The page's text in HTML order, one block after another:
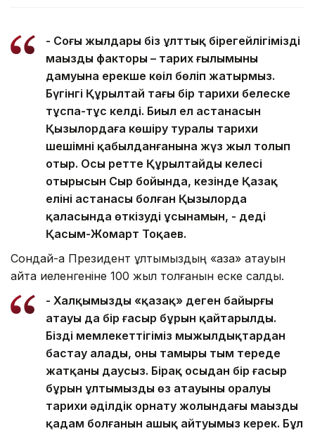
- Соңғы жылдары біз ұлттық бірегейлігіміздің
маңызды факторы – тарих ғылымының
дамуына ерекше көңіл бөліп жатырмыз.
Бүгінгі Құрылтай тағы бір тарихи белеске
тұспа-тұс келді. Биыл ел астанасын
Қызылордаға көшіру туралы тарихи
шешімнің қабылданғанына жүз жыл толып
отыр. Осы ретте Құрылтайдың келесі
отырысын Сыр бойында, кезінде Қазақ
елінің астанасы болған Қызылорда
қаласында өткізуді ұсынамын, - деді
Қасым-Жомарт Тоқаев.
Сондай-ақ Президент ұлтымыздың «қазақ» атауын
қайта иеленгеніне 100 жыл толғанын еске салды.
- Халқымыздың «қазақ» деген байырғы
атауы да бір ғасыр бұрын қайтарылды.
Біздің мемлекеттігіміз мыңжылдықтардан
бастау алады, оның тамыры тым тереңде
жатқаны даусыз. Бірақ осыдан бір ғасыр
бұрын ұлтымыздың өз атауының оралуы
тарихи әділдік орнату жолындағы маңызды
қадам болғанын ашық айтуымыз керек. Бұл